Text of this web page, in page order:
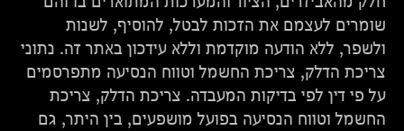
שומרים לעצמם את הזכות לבטל, להוסיף, לשנות
ולשפר, ללא הודעה מוקדמת וללא עידכון באתר זה. נתוני
צריכת הדלק, צריכת החשמל וטווח הנסיעה מתפרסמים
על פי דין לפי בדיקות המעבדה. צריכת הדלק, צריכת
החשמל וטווח הנסיעה בפועל מושפעים, בין היתר, גם